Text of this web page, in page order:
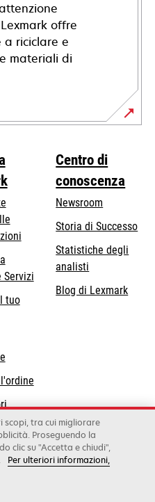
offre
riciclare e
materiali di
Servizi
tuo
Centro di
conoscenza
Newsroom
Storia di Successo
Statistiche degli
analisti
Blog di Lexmark
a Xerox Company
scopi, tra cui migliorare
Proseguendo la
clic su "Accetta e chiudi",
Per ulteriori informazioni,